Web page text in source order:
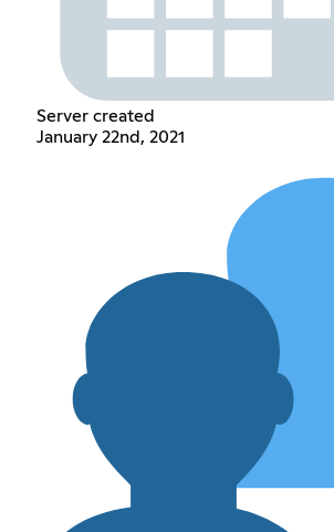
Server created
January 22nd, 2021